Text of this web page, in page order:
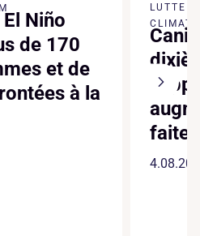
Niño
de 170
et de
à la
LUTTE